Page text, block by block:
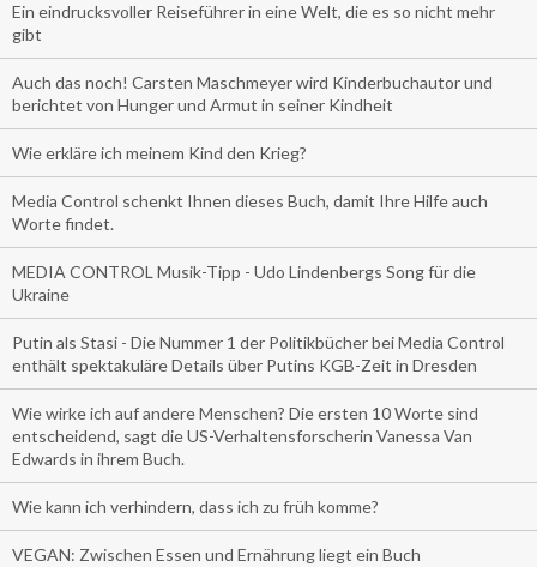
Ein eindrucksvoller Reiseführer in eine Welt, die es so nicht mehr
gibt
Auch das noch! Carsten Maschmeyer wird Kinderbuchautor und
berichtet von Hunger und Armut in seiner Kindheit
Wie erkläre ich meinem Kind den Krieg?
Media Control schenkt Ihnen dieses Buch, damit Ihre Hilfe auch
Worte findet.
MEDIA CONTROL Musik-Tipp - Udo Lindenbergs Song für die
Ukraine
Putin als Stasi - Die Nummer 1 der Politikbücher bei Media Control
enthält spektakuläre Details über Putins KGB-Zeit in Dresden
Wie wirke ich auf andere Menschen? Die ersten 10 Worte sind
entscheidend, sagt die US-Verhaltensforscherin Vanessa Van
Edwards in ihrem Buch.
Wie kann ich verhindern, dass ich zu früh komme?
VEGAN: Zwischen Essen und Ernährung liegt ein Buch